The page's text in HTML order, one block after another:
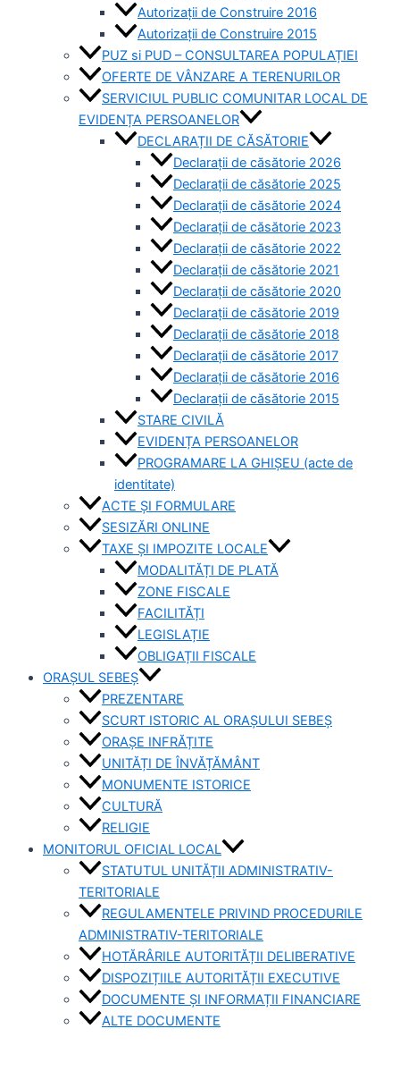
Autorizaţii de Construire 2016
Autorizaţii de Construire 2015
PUZ si PUD – CONSULTAREA POPULAȚIEI
OFERTE DE VÂNZARE A TERENURILOR
SERVICIUL PUBLIC COMUNITAR LOCAL DE
EVIDENȚA PERSOANELOR
DECLARAȚII DE CĂSĂTORIE
Declarații de căsătorie 2026
Declarații de căsătorie 2025
Declarații de căsătorie 2024
Declarații de căsătorie 2023
Declarații de căsătorie 2022
Declarații de căsătorie 2021
Declarații de căsătorie 2020
Declarații de căsătorie 2019
Declarații de căsătorie 2018
Declarații de căsătorie 2017
Declarații de căsătorie 2016
Declarații de căsătorie 2015
STARE CIVILĂ
EVIDENȚA PERSOANELOR
PROGRAMARE LA GHIȘEU (acte de
identitate)
ACTE ȘI FORMULARE
SESIZĂRI ONLINE
TAXE ȘI IMPOZITE LOCALE
MODALITĂȚI DE PLATĂ
ZONE FISCALE
FACILITĂȚI
LEGISLAȚIE
OBLIGAȚII FISCALE
ORAȘUL SEBEȘ
PREZENTARE
SCURT ISTORIC AL ORAȘULUI SEBEȘ
ORAȘE INFRĂȚITE
UNITĂȚI DE ÎNVĂȚĂMÂNT
MONUMENTE ISTORICE
CULTURĂ
RELIGIE
MONITORUL OFICIAL LOCAL
STATUTUL UNITĂȚII ADMINISTRATIV-
TERITORIALE
REGULAMENTELE PRIVIND PROCEDURILE
ADMINISTRATIV-TERITORIALE
HOTĂRÂRILE AUTORITĂȚII DELIBERATIVE
DISPOZIȚIILE AUTORITĂȚII EXECUTIVE
DOCUMENTE ȘI INFORMAȚII FINANCIARE
ALTE DOCUMENTE